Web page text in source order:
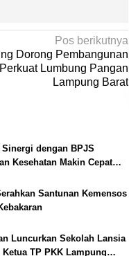
Pos berikutnya
Dorong Pembangunan
Perkuat Lumbung Pangan
Lampung Barat
dengan BPJS
Kesehatan Makin Cepat
Santunan Kemensos
Luncurkan Sekolah Lansia
TP PKK Lampung